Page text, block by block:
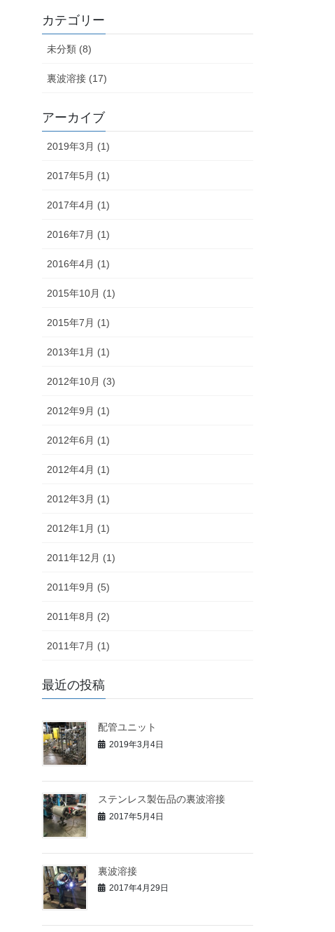
カテゴリー
未分類 (8)
裏波溶接 (17)
アーカイブ
2019年3月 (1)
2017年5月 (1)
2017年4月 (1)
2016年7月 (1)
2016年4月 (1)
2015年10月 (1)
2015年7月 (1)
2013年1月 (1)
2012年10月 (3)
2012年9月 (1)
2012年6月 (1)
2012年4月 (1)
2012年3月 (1)
2012年1月 (1)
2011年12月 (1)
2011年9月 (5)
2011年8月 (2)
2011年7月 (1)
最近の投稿
配管ユニット
2019年3月4日
ステンレス製缶品の裏波溶接
2017年5月4日
裏波溶接
2017年4月29日